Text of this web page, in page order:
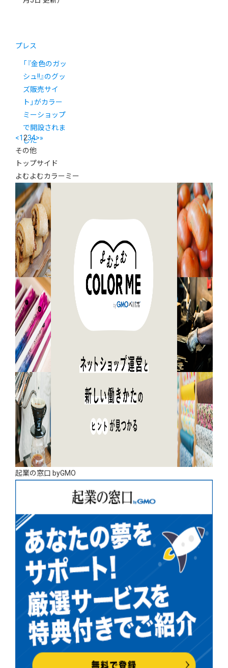
プレス
「『金色のガッ
シュ!!』のグッ
ズ販売サイ
ト」がカラー
ミーショップ
で開設されま
した
<1234>»
その他
トップサイド
よむよむカラーミー
起業の窓口 byGMO